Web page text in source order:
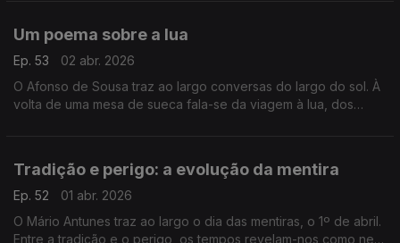
Um poema sobre a lua
Ep. 53
02 abr. 2026
O Afonso de Sousa traz ao largo conversas do largo do sol. À
volta de uma mesa de sueca fala-se da viagem à lua, dos
Tradição e perigo: a evolução da mentira
Ep. 52
01 abr. 2026
O Mário Antunes traz ao largo o dia das mentiras, o 1º de abril.
Entre a tradição e o perigo, os tempos revelam-nos como nem